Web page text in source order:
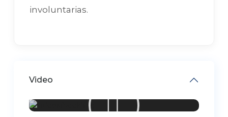
involuntarias.
Video